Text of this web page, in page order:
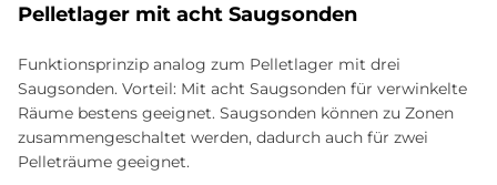
Pelletlager mit acht Saugsonden
Funktionsprinzip analog zum Pelletlager mit drei
Saugsonden. Vorteil: Mit acht Saugsonden für verwinkelte
Räume bestens geeignet. Saugsonden können zu Zonen
zusammengeschaltet werden, dadurch auch für zwei
Pelleträume geeignet.